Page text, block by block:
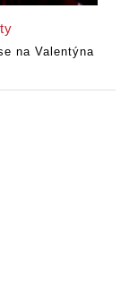
na Valentýna